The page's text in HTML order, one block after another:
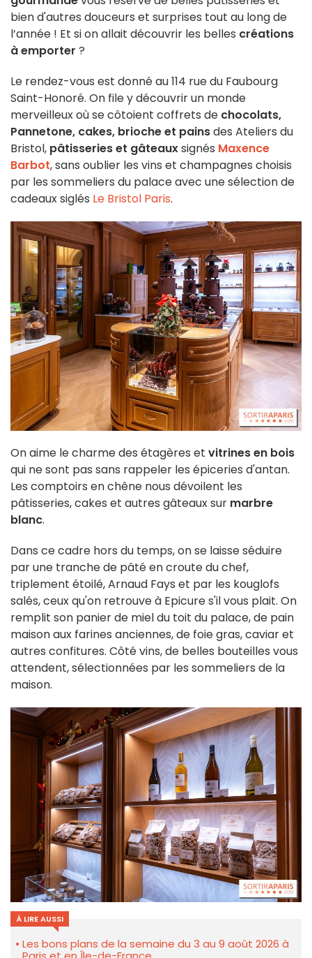
bien d'autres douceurs et surprises tout au long de
l’année ! Et si on allait découvrir les belles créations
à emporter ?
Le rendez-vous est donné au 114 rue du Faubourg
Saint-Honoré. On file y découvrir un monde
merveilleux où se côtoient coffrets de chocolats,
Pannetone, cakes, brioche et painsdes Ateliers du
Bristol, pâtisseries et gâteauxsignés Maxence
Barbot, sans oublier les vins et champagnes choisis
par les sommeliers du palace avec une sélection de
cadeaux siglés Le Bristol Paris.
On aime le charme des étagères et vitrines en bois
qui ne sont pas sans rappeler les épiceries d'antan.
Les comptoirs en chêne nous dévoilent les
pâtisseries, cakes et autres gâteaux sur marbre
blanc.
Dans ce cadre hors du temps, on se laisse séduire
par une tranche de pâté en croute du chef,
triplement étoilé, Arnaud Fays et par les kouglofs
salés, ceux qu'on retrouve à Epicure s'il vous plait. On
remplit son panier de miel du toit du palace, de pain
maison aux farines anciennes, de foie gras, caviar et
autres confitures. Côté vins, de belles bouteilles vous
attendent, sélectionnées par les sommeliers de la
maison.
À LIRE AUSSI
Les bons plans de la semaine du 3 au 9 août 2026 à